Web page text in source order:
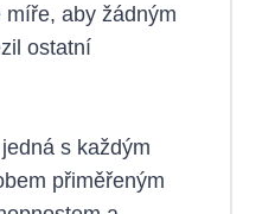
aby žádným
ostatní
s každým
přiměřeným